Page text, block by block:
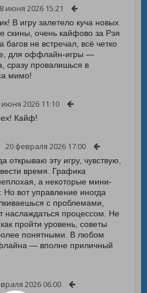
июня 2026 15:21
В игру залетело куча новых
скины, очень кайфово за Рэя
багов не встречал, всё четко
для оффлайн-игры —
сразу провалишься в
мимо!
июня 2026 11:10
Кайф!
20 февраля 2026 17:00
открываю эту игру, чувствую,
время. Графика
а некоторые мини-
Но вот управление иногда
с проблемами,
наслаждаться процессом. Не
пройти уровень, советы
понятными. В любом
— вполне приличный
2026 06:00